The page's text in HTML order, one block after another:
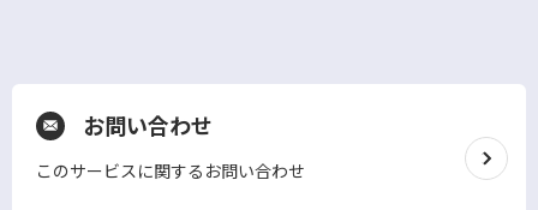
お問い合わせ
このサービスに関するお問い合わせ